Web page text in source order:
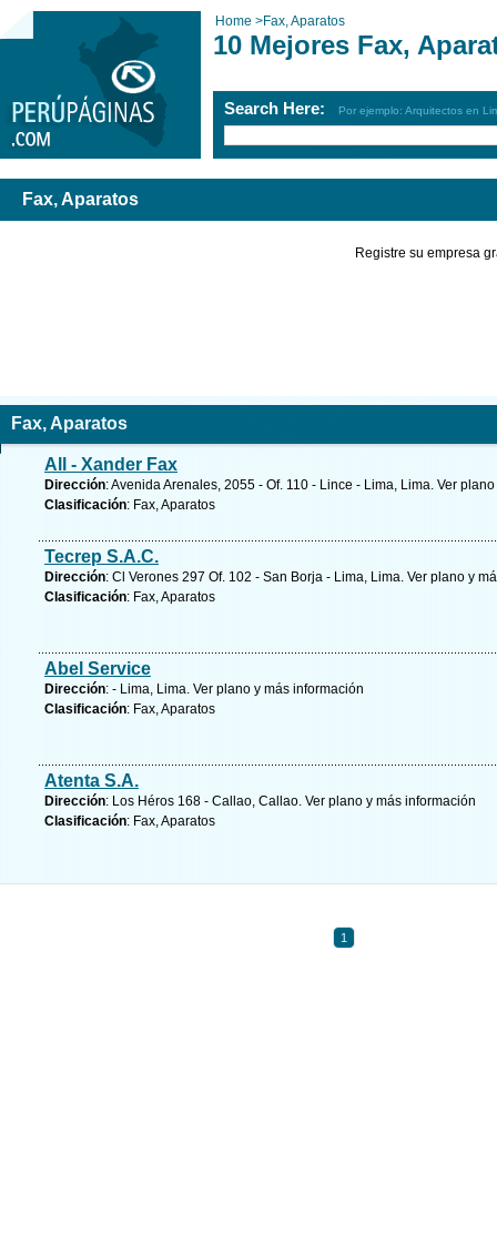
Home >Fax, Aparatos
10 Mejores Fax,
Search Here: Por ejemplo: Arquitectos en
Fax, Aparatos
Registre su empresa
Fax, Aparatos
All - Xander Fax
Dirección: Avenida Arenales, 2055 - Of. 110 - Lince - Lima, Lima. Ver plano
Clasificación: Fax, Aparatos
Tecrep S.A.C.
Dirección: Cl Verones 297 Of. 102 - San Borja - Lima, Lima. Ver plano y
Clasificación: Fax, Aparatos
Abel Service
Dirección: - Lima, Lima. Ver plano y más información
Clasificación: Fax, Aparatos
Atenta S.A.
Dirección: Los Héros 168 - Callao, Callao. Ver plano y más información
Clasificación: Fax, Aparatos
1